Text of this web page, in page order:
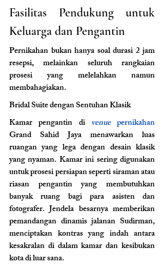
Fasilitas Pendukung untuk
Keluarga dan Pengantin
Pernikahan bukan hanya soal durasi 2 jam
resepsi, melainkan seluruh rangkaian
prosesi yang melelahkan namun
membahagiakan.
Bridal Suite dengan Sentuhan Klasik
Kamar pengantin di venue
Grand Sahid Jaya menawarkan luas
ruangan yang lega dengan desain klasik
yang nyaman. Kamar ini sering digunakan
untuk prosesi persiapan seperti siraman atau
riasan pengantin yang membutuhkan
banyak ruang bagi para asisten dan
fotografer. Jendela besarnya memberikan
pemandangan dinamis jalanan Sudirman,
menciptakan kontras yang indah antara
kesakralan di dalam kamar dan kesibukan
kota di luar sana.